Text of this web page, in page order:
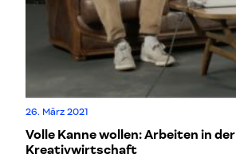
26. März 2021
Volle Kanne wollen: Arbeiten in der
Kreativwirtschaft